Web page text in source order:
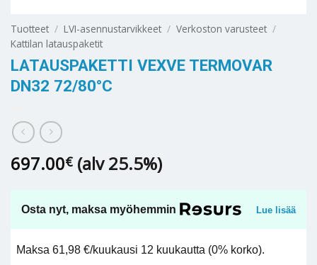
Tuotteet / LVI-asennustarvikkeet / Verkoston varusteet /
Kattilan latauspaketit
LATAUSPAKETTI VEXVE TERMOVAR
DN32 72/80°C
697.00€ (alv 25.5%)
Osta nyt, maksa myöhemmin Lue lisää
Maksa 61,98 €/kuukausi 12 kuukautta (0% korko).